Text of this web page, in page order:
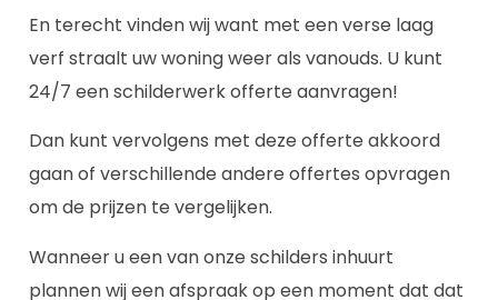
En terecht vinden wij want met een verse laag
verf straalt uw woning weer als vanouds. U kunt
24/7 een schilderwerk offerte aanvragen!
Dan kunt vervolgens met deze offerte akkoord
gaan of verschillende andere offertes opvragen
om de prijzen te vergelijken.
Wanneer u een van onze schilders inhuurt
plannen wij een afspraak op een moment dat dat